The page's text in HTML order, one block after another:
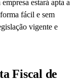
estará apta a
fácil e sem
vigente e
Fiscal de